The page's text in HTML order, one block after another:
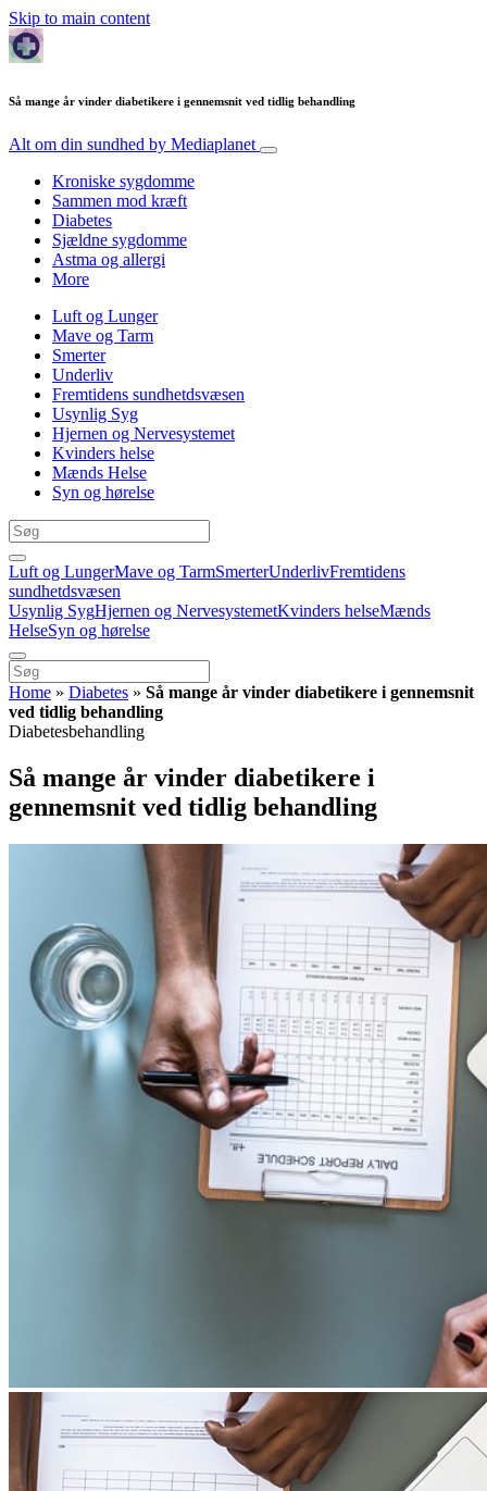
Skip to main content
Så mange år vinder diabetikere i gennemsnit ved tidlig behandling
Alt om din sundhed by Mediaplanet
Kroniske sygdomme
Sammen mod kræft
Diabetes
Sjældne sygdomme
Astma og allergi
More
Luft og Lunger
Mave og Tarm
Smerter
Underliv
Fremtidens sundhetdsvæsen
Usynlig Syg
Hjernen og Nervesystemet
Kvinders helse
Mænds Helse
Syn og hørelse
Luft og LungerMave og TarmSmerterUnderlivFremtidens
sundhetdsvæsen
Usynlig SygHjernen og NervesystemetKvinders helseMænds
HelseSyn og hørelse
Home » Diabetes » Så mange år vinder diabetikere i gennemsnit
ved tidlig behandling
Diabetesbehandling
Så mange år vinder diabetikere i
gennemsnit ved tidlig behandling